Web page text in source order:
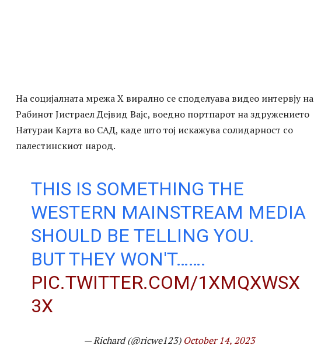
На социјалната мрежа Х вирално се споделуава видео интервју на
Рабинот Јистраел Дејвид Вајс, воедно портпарот на здружението
Натураи Карта во САД, каде што тој искажува солидарност со
палестинскиот народ.
THIS IS SOMETHING THE
WESTERN MAINSTREAM MEDIA
SHOULD BE TELLING YOU.
BUT THEY WON'T…….
PIC.TWITTER.COM/1XMQXWSX
3X
— Richard (@ricwe123) October 14, 2023